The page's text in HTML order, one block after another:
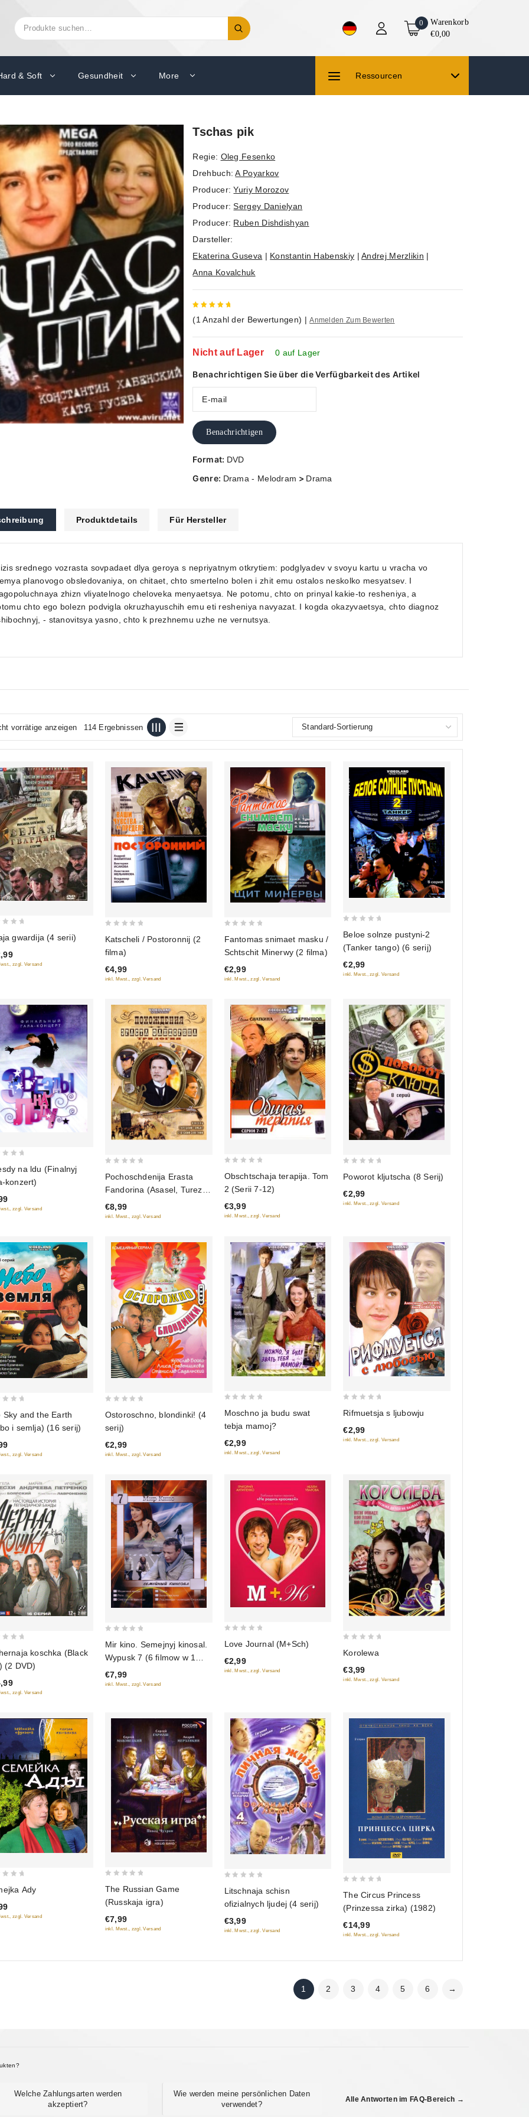
Suchen
nach:
0
Warenkorb
€0,00
& Soft Gesundheit More Ressourcen
Tschas pik
Regie: Oleg Fesenko
Drehbuch:A Poyarkov
Producer:Yuriy Morozov
Producer:Sergey Danielyan
Producer: Ruben Dishdishyan
Darsteller:
Ekaterina Guseva | Konstantin Habenskiy |Andrej Merzlikin |
Anna Kovalchuk
5
(1 Anzahl der Bewertungen) | Anmelden Zum Bewerten
Nicht auf Lager 0 auf Lager
Benachrichtigen Sie über die Verfügbarkeit des Artikel
Benachrichtigen
Format: DVD
Genre: Drama - Melodram > Drama
Produktdetails Für Hersteller
srednego vozrasta sovpadaet dlya geroya s nepriyatnym otkrytiem: podglyadev v svoyu kartu u vracha vo
planovogo obsledovaniya, on chitaet, chto smertelno bolen i zhit emu ostalos neskolko mesyatsev. I
zhizn vliyatelnogo cheloveka menyaetsya. Ne potomu, chto on prinyal kakie-to resheniya, a
chto ego bolezn podvigla okruzhayuschih emu eti resheniya navyazat. I kogda okazyvaetsya, chto diagnoz
- stanovitsya yasno, chto k prezhnemu uzhe ne vernutsya.
vorrätige anzeigen 114 Ergebnissen
gwardija (4 serii)
zzgl. Versand
of
5
Katscheli / Postoronnij (2
filma)
€4,99
inkl. Mwst., zzgl. Versand
of
5
Fantomas snimaet masku /
Schtschit Minerwy (2 filma)
€2,99
inkl. Mwst., zzgl. Versand
of
5
Beloe solnze pustyni-2
(Tanker tango) (6 serij)
€2,99
inkl. Mwst., zzgl. Versand
na ldu (Finalnyj
konzert)
zzgl. Versand
of
5
Pochoschdenija Erasta
Fandorina (Asasel, Turezkij
gambit, Statskij Sowetnik)
€8,99
inkl. Mwst., zzgl. Versand
of
5
Obschtschaja terapija. Tom
2 (Serii 7-12)
€3,99
inkl. Mwst., zzgl. Versand
of
5
Poworot kljutscha (8 Serij)
€2,99
inkl. Mwst., zzgl. Versand
Sky and the Earth
i semlja) (16 serij)
zzgl. Versand
of
5
Ostoroschno, blondinki! (4
serij)
€2,99
inkl. Mwst., zzgl. Versand
of
5
Moschno ja budu swat
tebja mamoj?
€2,99
inkl. Mwst., zzgl. Versand
of
5
Rifmuetsja s ljubowju
€2,99
inkl. Mwst., zzgl. Versand
koschka (Black
(2 DVD)
zzgl. Versand
of
5
Mir kino. Semejnyj kinosal.
Wypusk 7 (6 filmow w 1
diske)
€7,99
inkl. Mwst., zzgl. Versand
of
5
Love Journal (M+Sch)
€2,99
inkl. Mwst., zzgl. Versand of
5
Korolewa
€3,99
inkl. Mwst., zzgl. Versand
Ady
zzgl. Versand
of
5
The Russian Game
(Russkaja igra)
€7,99
inkl. Mwst., zzgl. Versand
of
5
Litschnaja schisn
ofizialnych ljudej (4 serij)
€3,99
inkl. Mwst., zzgl. Versand
of
5
The Circus Princess
(Prinzessa zirka) (1982)
€14,99
inkl. Mwst., zzgl. Versand
1 2 3 4 5 6 →
Welche Zahlungsarten werden
akzeptiert?
Wie werden meine persönlichen Daten
verwendet?
Alle Antworten im FAQ-Bereich →